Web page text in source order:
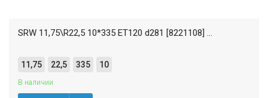
SRW 11,75\R22,5 10*335 ET120 d281 [8221108] ...
11,75 22,5 335 10
В наличии